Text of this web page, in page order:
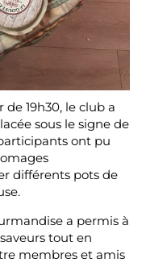
19h30, le club a
sous le signe de
ont pu
différents pots de
a permis à
tout en
membres et amis